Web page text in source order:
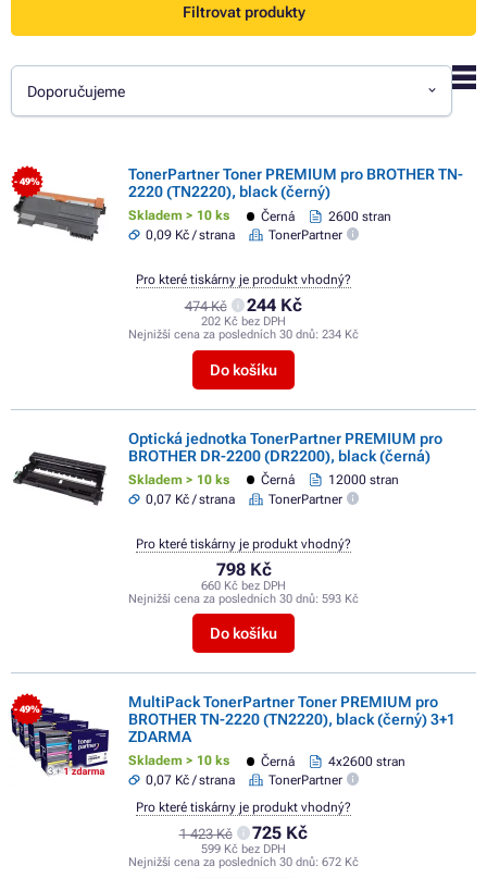
Filtrovat produkty
Doporučujeme
- 49%
TonerPartner Toner PREMIUM pro BROTHER TN-
2220 (TN2220), black (černý)
Skladem > 10 ks Černá
2600 stran
0,09 Kč / strana
TonerPartner
474 Kč 244 Kč
202 Kč bez DPH
Nejnižší cena za posledních 30 dnů: 234 Kč
Do košíku
Pro které tiskárny je produkt vhodný?
Optická jednotka TonerPartner PREMIUM pro
BROTHER DR-2200 (DR2200), black (černá)
Skladem > 10 ks Černá
12000 stran
0,07 Kč / strana
TonerPartner
798 Kč
660 Kč bez DPH
Nejnižší cena za posledních 30 dnů: 593 Kč
Do košíku
Pro které tiskárny je produkt vhodný?
- 49%
MultiPack TonerPartner Toner PREMIUM pro
BROTHER TN-2220 (TN2220), black (černý) 3+1
ZDARMA
Skladem > 10 ks Černá
4x2600 stran
0,07 Kč / strana
TonerPartner
1 423 Kč 725 Kč
599 Kč bez DPH
Nejnižší cena za posledních 30 dnů: 672 Kč
Pro které tiskárny je produkt vhodný?